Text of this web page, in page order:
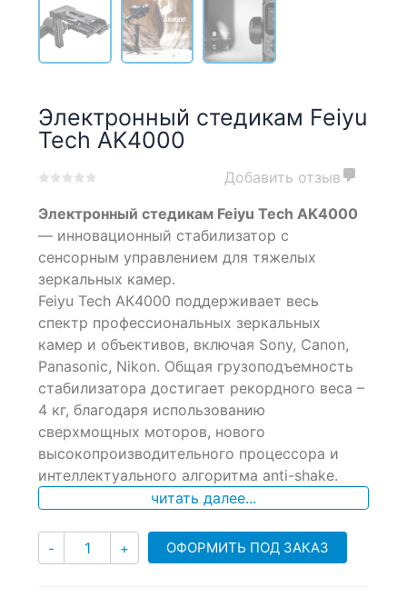
Электронный стедикам Feiyu
Tech AK4000
out
on
customer
ratings
Добавить отзыв
Электронный стедикам Feiyu Tech AK4000
— инновационный стабилизатор с
сенсорным управлением для тяжелых
зеркальных камер.
Feiyu Tech АК4000 поддерживает весь
спектр профессиональных зеркальных
камер и объективов, включая Sony, Canon,
Panasonic, Nikon. Общая грузоподъемность
стабилизатора достигает рекордного веса –
4 кг, благодаря использованию
сверхмощных моторов, нового
высокопроизводительного процессора и
интеллектуального алгоритма anti-shake.
читать далее...
- Количество
+ ОФОРМИТЬ ПОД ЗАКАЗ